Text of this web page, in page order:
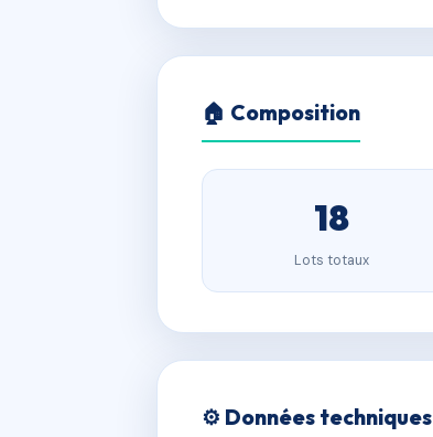
🏠 Composition
18
Lots totaux
⚙️ Données techniques